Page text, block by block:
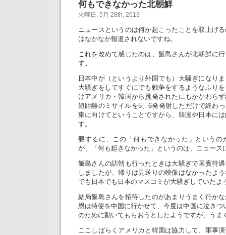
何もできなかった北朝鮮
火曜日, 5月 28th, 2013
ニュースというのは何か起こったことを取上げ
はなかなか報道されないですね。
これを改めて感じたのは、飯島さんが北朝鮮に
す。
日本中が（というより外国でも）大騒ぎになり
大騒ぎをしてすぐにでも戦争をするようなふり
けアメリカ・韓国から挑発されたにもかかわら
短距離のミサイルを5、6発発射しただけで終わ
東に向けてということですから、韓国や日本に
す。
要するに、この「何もできなかった」というの
が、「何も起きなかった」というのは、ニュース
飯島さんの訪朝も行ったときは大騒ぎで国賓待
しましたが、帰りは見送りの映像はなかったよ
でも日本でも日本のマスコミが大騒ぎしていたよ
結局飯島さんを招待したのがあまりうまく行か
恩は特使を中国に行かせて、今度は中国に泣きつ
のために動いてもらおうとしたようですが、うま
ここしばらくアメリカと韓国は協力して、軍事